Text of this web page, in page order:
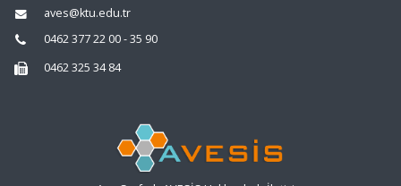
aves@ktu.edu.tr
0462 377 22 00 - 35 90
0462 325 34 84